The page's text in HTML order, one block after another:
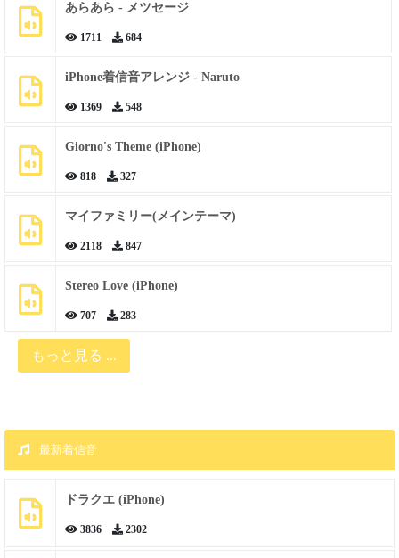
あらあら - メツセージ
1711 684
iPhone着信音アレンジ - Naruto
1369 548
Giorno's Theme (iPhone)
818 327
マイファミリー(メインテーマ)
2118 847
Stereo Love (iPhone)
707 283
もっと見る ...
最新着信音
ドラクエ (iPhone)
3836 2302